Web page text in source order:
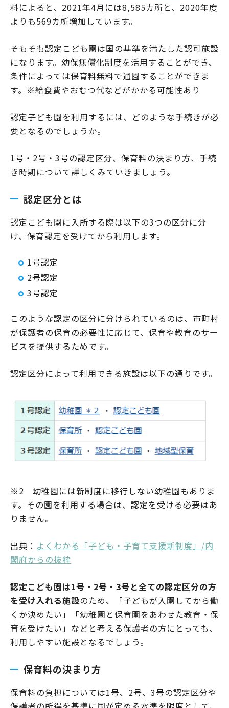
料によると、2021年4月には8,585カ所と、2020年度
よりも569カ所増加しています。
そもそも認定こども園は国の基準を満たした認可施設
になります。幼保無償化制度を活用することができ、
条件によっては保育料無料で通園することができま
す。※給食費やおむつ代などがかかる可能性あり
認定子ども園を利用するには、どのような手続きが必
要となるのでしょうか。
1号・2号・3号の認定区分、保育料の決まり方、手続
き時期について詳しくみていきましょう。
認定区分とは
認定こども園に入所する際は以下の3つの区分に分
け、保育認定を受けてから利用します。
1号認定
2号認定
3号認定
このような認定の区分に分けられているのは、市町村
が保護者の保育の必要性に応じて、保育や教育のサー
ビスを提供するためです。
認定区分によって利用できる施設は以下の通りです。
※2 幼稚園には新制度に移行しない幼稚園もありま
す。その園を利用する場合は、認定を受ける必要はあ
りません。
出典： よくわかる「子ども・子育て支援新制度」/内
閣府からの抜粋
認定こども園は1号・2号・3号と全ての認定区分の方
を受け入れる施設のため、「子どもが入園してから働
くか決めたい」「幼稚園と保育園をあわせた教育・保
育を受けたい」などと考える保護者の方にとっても、
利用しやすい施設となるでしょう。
保育料の決まり方
保育料の負担については1号、2号、3号の認定区分や